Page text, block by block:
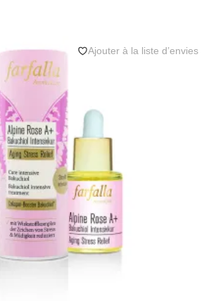
Ajouter à la liste d’envies